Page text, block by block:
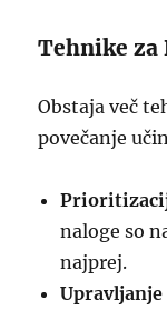
Tehnike za
Obstaja več
povečanje
naloge so
najprej.
Upravljanje